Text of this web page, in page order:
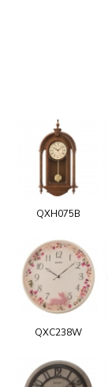
QXH075B
QXC238W